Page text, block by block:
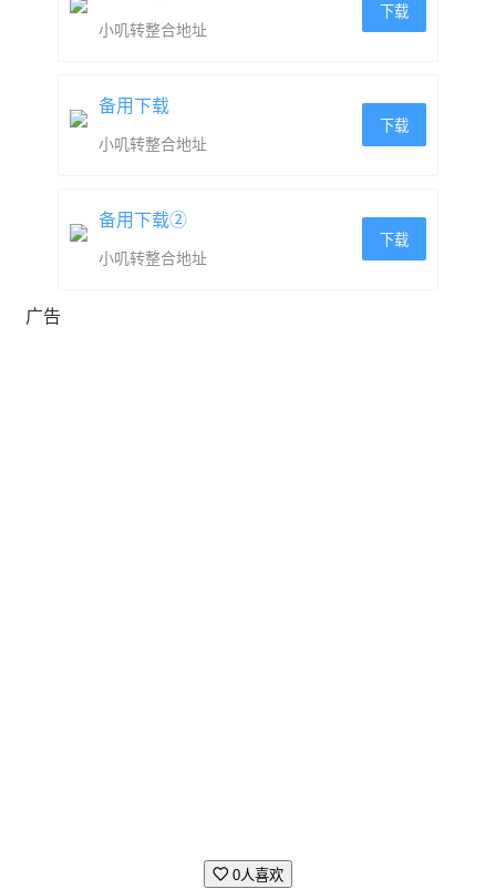
卡车）
完全改变操作特性的车辆可互换犁系统，
先进的天气系统，昼夜系统，
3 种游戏模式：线性升级、开放世界和 RPG，适合
好奇的玩家！
小叽转整合地址
下载
备用下载
小叽转整合地址
下载
备用下载②
小叽转整合地址
下载
广告
0人喜欢